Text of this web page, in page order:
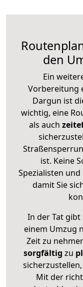
den
Ein
Vorbereitung
Dargun ist
wichtig, eine
als auch
ist. Keine
Spezialisten
damit Sie
In der Tat gibt
einem Umzug
Zeit zu
sorgfältig zu
Mit der